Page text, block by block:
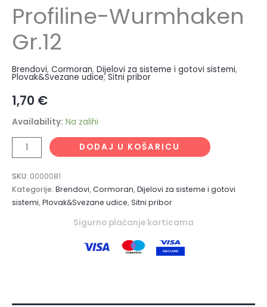
Profiline-Wurmhaken
Gr.12
Brendovi, Cormoran, Dijelovi za sisteme i gotovi sistemi,
Plovak&Svezane udice, Sitni pribor
1,70 €
Availability: Na zalihi
DODAJ U KOŠARICU
SKU: 0000081
Kategorije: Brendovi,Cormoran,Dijelovi za sisteme i gotovi
sistemi,Plovak&Svezane udice,Sitni pribor
Sigurno plaćanje karticama